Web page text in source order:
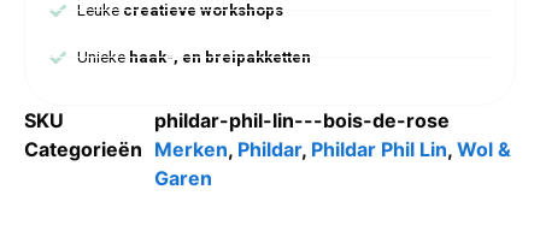
Leuke creatieve workshops
Uniekehaak-, en breipakketten
SKU
phildar-phil-lin---bois-de-rose
Categorieën Merken, Phildar, Phildar Phil Lin, Wol &
Garen